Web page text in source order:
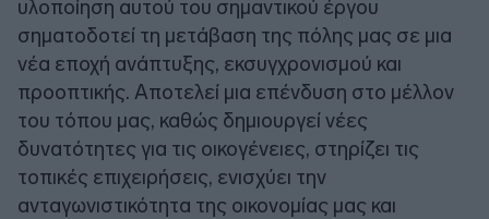
υλοποίηση αυτού του σημαντικού έργου
σηματοδοτεί τη μετάβαση της πόλης μας σε μια
νέα εποχή ανάπτυξης, εκσυγχρονισμού και
προοπτικής. Αποτελεί μια επένδυση στο μέλλον
του τόπου μας, καθώς δημιουργεί νέες
δυνατότητες για τις οικογένειες, στηρίζει τις
τοπικές επιχειρήσεις, ενισχύει την
ανταγωνιστικότητα της οικονομίας μας και